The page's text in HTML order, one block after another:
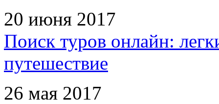
20 июня 2017
Поиск туров онлайн:
путешествие
26 мая 2017